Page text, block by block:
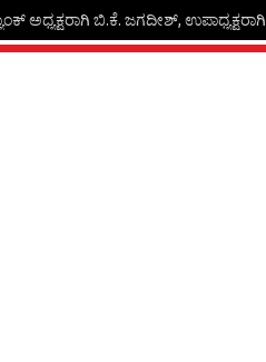
ಅಧ್ಯಕ್ಷರಾಗಿ ಬಿ.ಕೆ. ಜಗದೀಶ್,